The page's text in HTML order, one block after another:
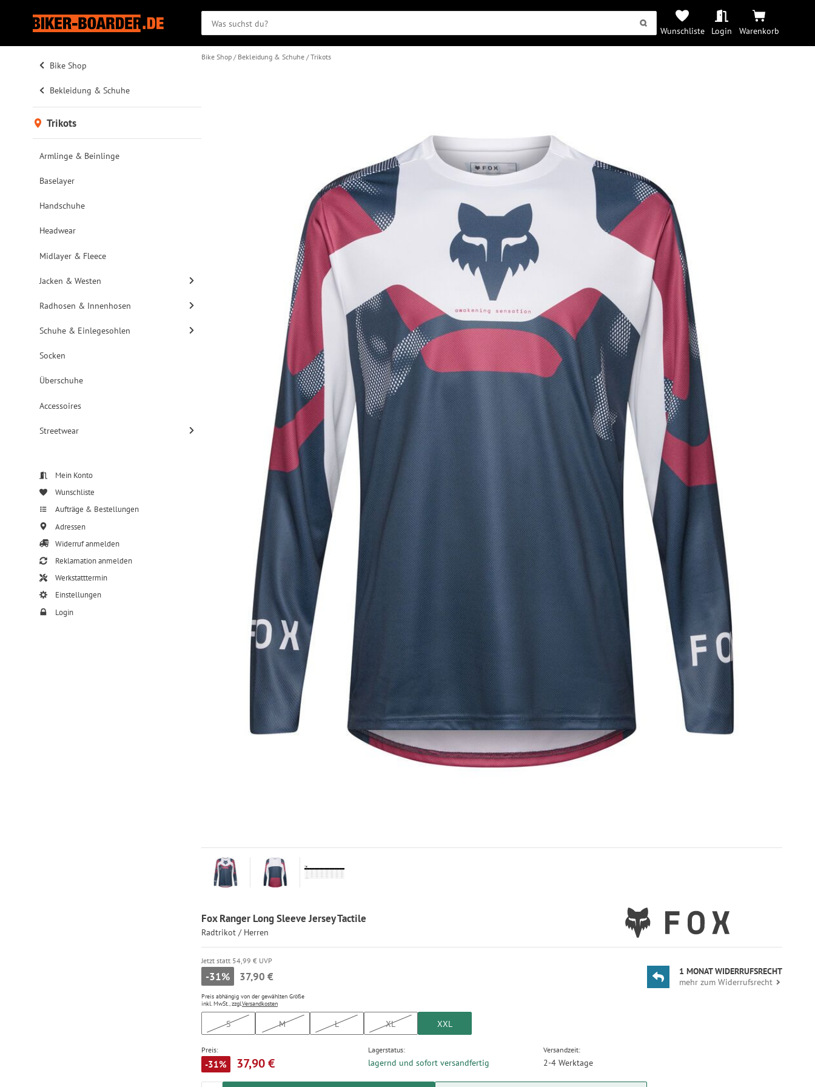
Wunschliste Login Warenkorb
Bike Shop
Bekleidung & Schuhe
Trikots
Armlinge & Beinlinge
Baselayer
Handschuhe
Headwear
Midlayer & Fleece
Jacken & Westen
Radhosen & Innenhosen
Schuhe & Einlegesohlen
Socken
Überschuhe
Accessoires
Streetwear
Mein Konto
Wunschliste
Aufträge & Bestellungen
Adressen
Widerruf anmelden
Reklamation anmelden
Werkstatttermin
Einstellungen
Login
Bike Shop Bekleidung & Schuhe Trikots
Fox Ranger Long Sleeve Jersey Tactile
Radtrikot / Herren
Jetzt statt 54,99 € UVP
-31% 37,90 €
Preis abhängig von der gewählten Größe
inkl. MwSt., zzgl.Versandkosten
S M L XL XXL
Preis:
-31% 37,90 €
Lagerstatus:
lagernd und sofort versandfertig
Versandzeit:
2-4 Werktage
1 MONAT WIDERRUFSRECHT
mehr zum Widerrufsrecht